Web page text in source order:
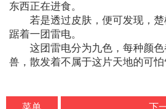
东西正在进食。
若是透过皮肤，便可发现，楚
踞着一团雷电。
这团雷电分为九色，每种颜色
兽，散发着不属于这片天地的可怕
菜单 下